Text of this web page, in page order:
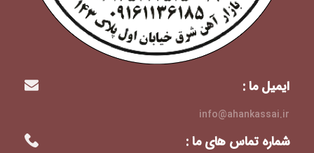
ایمیل ما :
info@ahankassai.ir
شماره تماس های ما :